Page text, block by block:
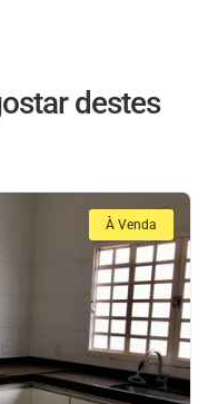
destes
À Venda